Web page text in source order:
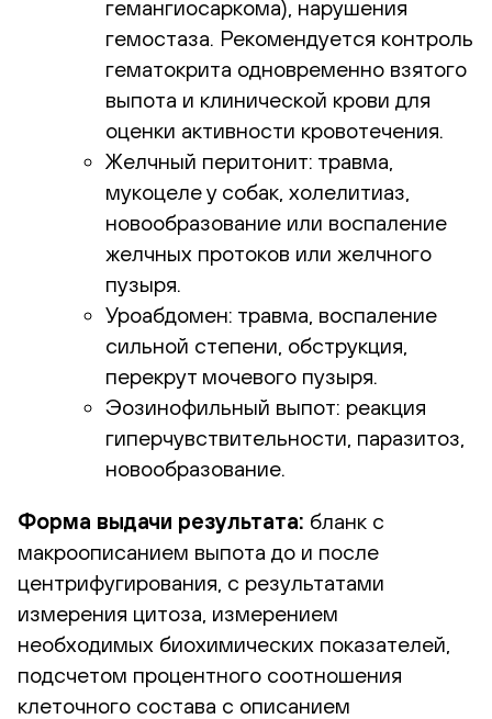
гемангиосаркома), нарушения
гемостаза. Рекомендуется контроль
гематокрита одновременно взятого
выпота и клинической крови для
оценки активности кровотечения.
Желчный перитонит: травма,
мукоцеле у собак, холелитиаз,
новообразование или воспаление
желчных протоков или желчного
пузыря.
Уроабдомен: травма, воспаление
сильной степени, обструкция,
перекрут мочевого пузыря.
Эозинофильный выпот: реакция
гиперчувствительности, паразитоз,
новообразование.
Форма выдачи результата: бланк с
макроописанием выпота до и после
центрифугирования, с результатами
измерения цитоза, измерением
необходимых биохимических показателей,
подсчетом процентного соотношения
клеточного состава с описанием